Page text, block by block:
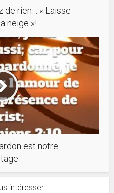
de rien… « Laisse
neige »!
est notre
intéresser